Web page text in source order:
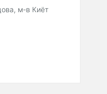
м-в Киёт